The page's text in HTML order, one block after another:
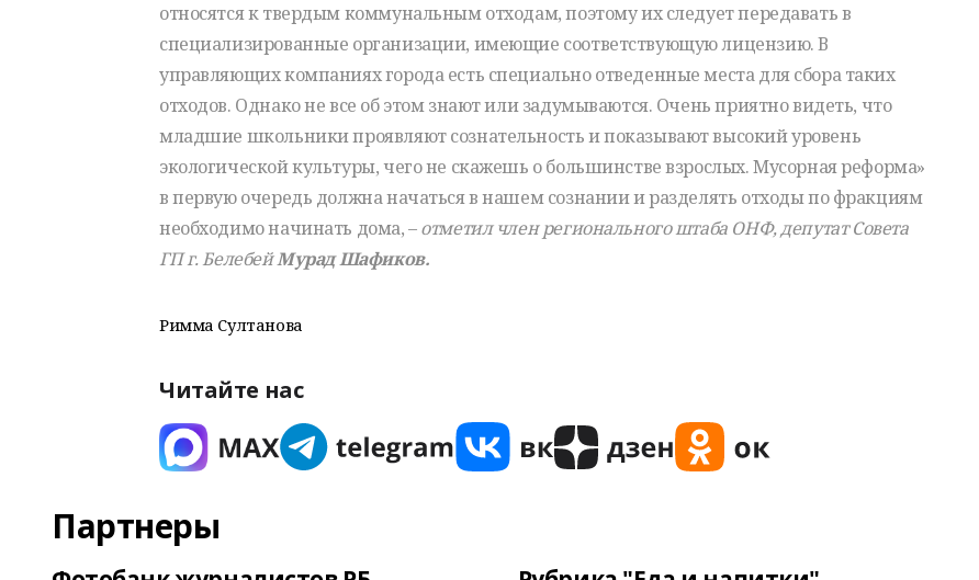
относятся к твердым коммунальным отходам, поэтому их следует передавать в
специализированные организации, имеющие соответствующую лицензию. В
управляющих компаниях города есть специально отведенные места для сбора таких
отходов. Однако не все об этом знают или задумываются. Очень приятно видеть, что
младшие школьники проявляют сознательность и показывают высокий уровень
экологической культуры, чего не скажешь о большинстве взрослых. Мусорная реформа»
в первую очередь должна начаться в нашем сознании и разделять отходы по фракциям
необходимо начинать дома, –отметил член регионального штаба ОНФ, депутат Совета
ГП г. БелебейМурад Шафиков.
Римма Султанова
Читайте нас
Партнеры